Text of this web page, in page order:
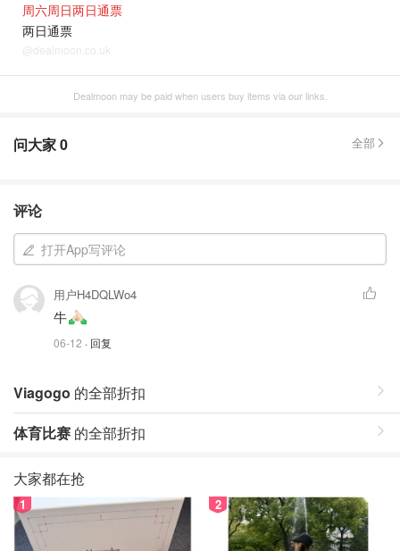
周六周日两日通票
两日通票
@dealmoon.co.uk
Dealmoon may be paid when users buy items via our links.
问大家0 全部
评论
打开App写评论
用户H4DQLWo4
牛
06-12 · 回复
Viagogo 的全部折扣
体育比赛 的全部折扣
大家都在抢
1 2